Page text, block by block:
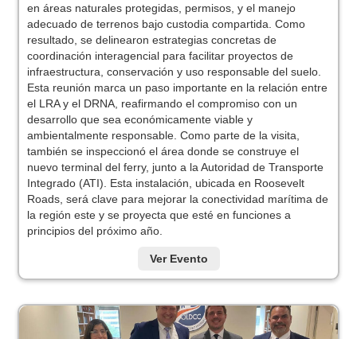
en áreas naturales protegidas, permisos, y el manejo
adecuado de terrenos bajo custodia compartida. Como
resultado, se delinearon estrategias concretas de
coordinación interagencial para facilitar proyectos de
infraestructura, conservación y uso responsable del suelo.
Esta reunión marca un paso importante en la relación entre
el LRA y el DRNA, reafirmando el compromiso con un
desarrollo que sea económicamente viable y
ambientalmente responsable. Como parte de la visita,
también se inspeccionó el área donde se construye el
nuevo terminal del ferry, junto a la Autoridad de Transporte
Integrado (ATI). Esta instalación, ubicada en Roosevelt
Roads, será clave para mejorar la conectividad marítima de
la región este y se proyecta que esté en funciones a
principios del próximo año.
Ver Evento